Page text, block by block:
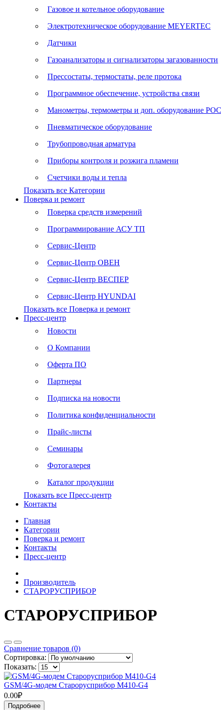
Газовое и котельное оборудование
Электротехническое оборудование MEYERTEC
Датчики
Газоанализаторы и сигнализаторы загазованности
Прессостаты, термостаты, реле протока
Программное обеспечение, устройства связи
Манометры, термометры и доп. оборудование
Пневматическое оборудование
Трубопроводная арматура
Приборы контроля и розжига пламени
Счетчики воды и тепла
Показать все Категории
Поверка и ремонт
Поверка средств измерений
Программирование АСУ ТП
Сервис-Центр
Сервис-Центр ОВЕН
Сервис-Центр ВЕСПЕР
Сервис-Центр HYUNDAI
Показать все Поверка и ремонт
Пресс-центр
Новости
О Компании
Оферта ПО
Партнеры
Подписка на новости
Политика конфиденциальности
Прайс-листы
Семинары
Фотогалерея
Каталог продукции
Показать все Пресс-центр
Контакты
Главная
Категории
Поверка и ремонт
Контакты
Пресс-центр
Производитель
СТАРОРУСПРИБОР
СТАРОРУСПРИБОР
Сравнение товаров (0)
Сортировка:
Показать:
GSM/4G-модем Старорусприбор M410-G4
0.00₽
Подробнее